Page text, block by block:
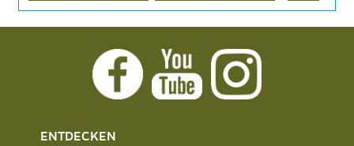
ENTDECKEN